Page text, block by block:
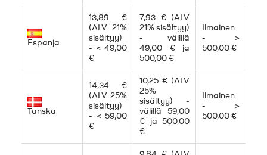
Espanja
13,89 €
(ALV 21%
sisältyy)
- < 49,00
€
7,93 € (ALV
21% sisältyy)
- välillä
49,00 € ja
500,00 €
Ilmainen
- >
500,00 €
Tanska
14,34 €
(ALV 25%
sisältyy)
- < 59,00
€
10,25 € (ALV
25%
sisältyy) -
välillä 59,00
€ ja 500,00
€
Ilmainen
- >
500,00 €